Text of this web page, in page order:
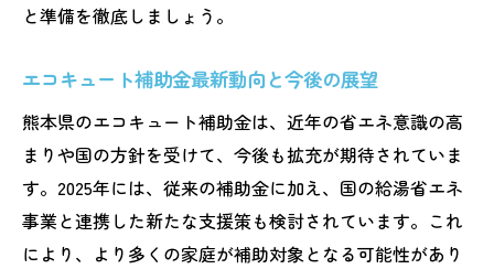
と準備を徹底しましょう。
エコキュート補助金最新動向と今後の展望
熊本県のエコキュート補助金は、近年の省エネ意識の高
まりや国の方針を受けて、今後も拡充が期待されていま
す。2025年には、従来の補助金に加え、国の給湯省エネ
事業と連携した新たな支援策も検討されています。これ
により、より多くの家庭が補助対象となる可能性があり